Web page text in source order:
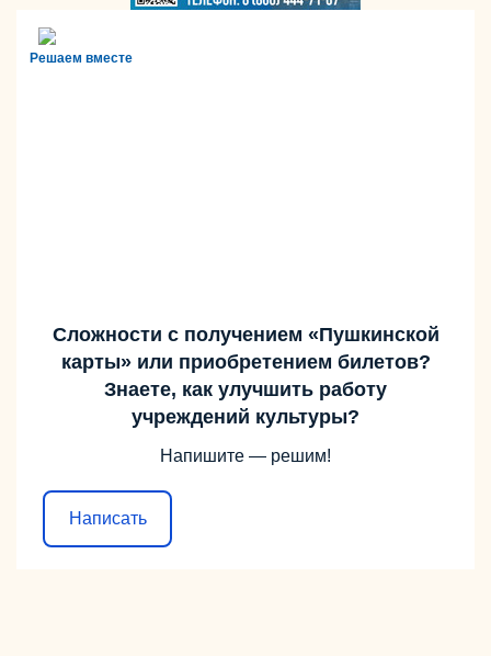
Решаем вместе
Сложности с получением «Пушкинской
карты» или приобретением билетов?
Знаете, как улучшить работу
учреждений культуры?
Напишите — решим!
Написать